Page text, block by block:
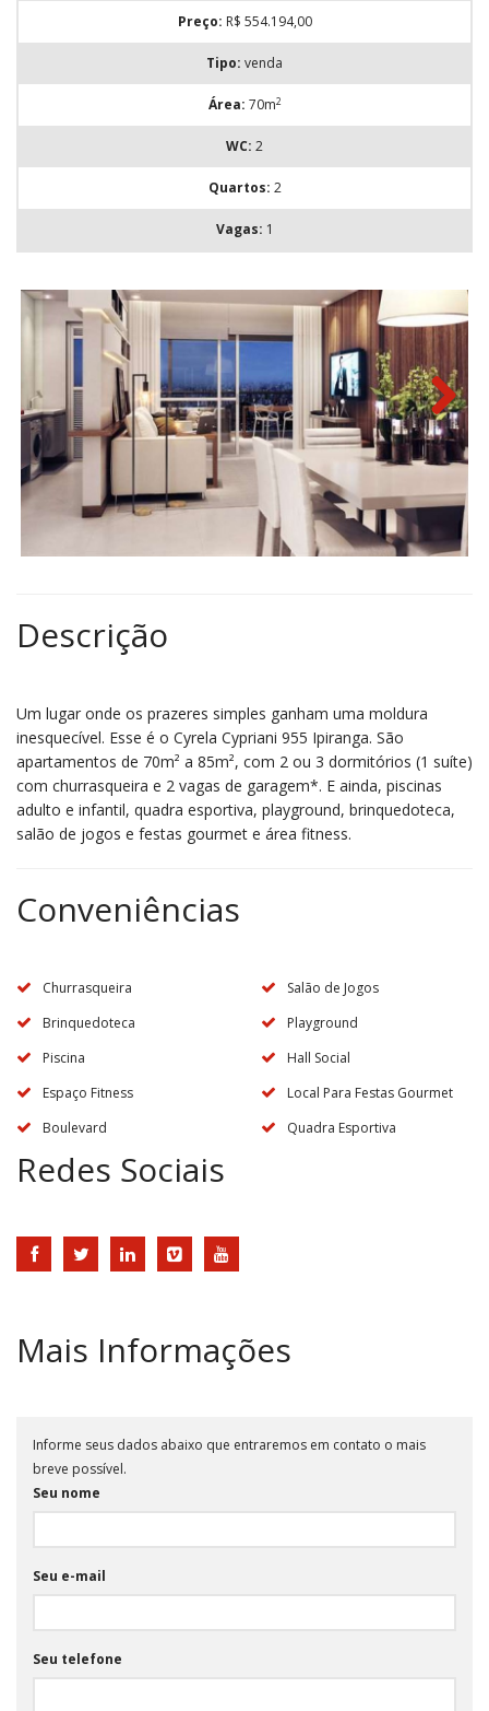
Preço: R$ 554.194,00
Tipo: venda
Área: 70m2
WC: 2
Quartos: 2
Vagas: 1
Next
Descrição
Um lugar onde os prazeres simples ganham uma moldura
inesquecível. Esse é o Cyrela Cypriani 955 Ipiranga. São
apartamentos de 70m² a 85m², com 2 ou 3 dormitórios (1 suíte)
com churrasqueira e 2 vagas de garagem*. E ainda, piscinas
adulto e infantil, quadra esportiva, playground, brinquedoteca,
salão de jogos e festas gourmet e área fitness.
Conveniências
Churrasqueira
Salão de Jogos
Brinquedoteca
Playground
Piscina
Hall Social
Espaço Fitness
Local Para Festas Gourmet
Boulevard
Quadra Esportiva
Redes Sociais
Mais Informações
Informe seus dados abaixo que entraremos em contato o mais
breve possível.
Seu nome
Seu e-mail
Seu telefone